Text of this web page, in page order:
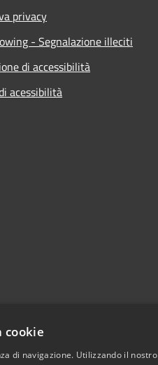
privacy
- Segnalazione illeciti
di accessibilità
acessibilità
cookie
di navigazione. Utilizzando il nostro